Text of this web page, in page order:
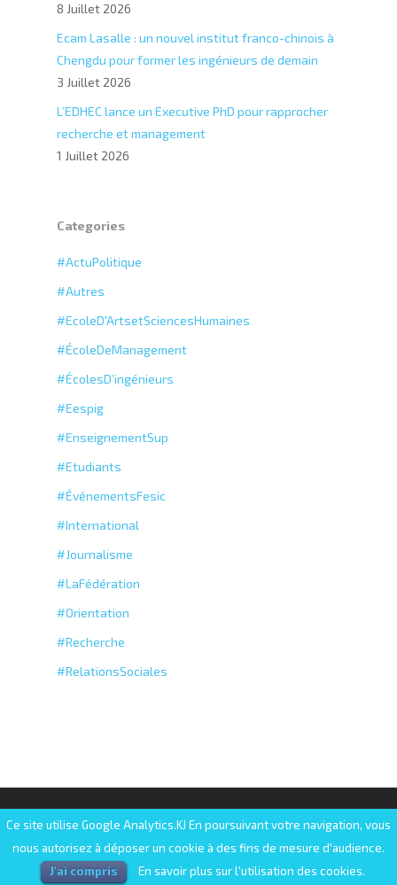
8 Juillet 2026
Ecam Lasalle : un nouvel institut franco-chinois à
Chengdu pour former les ingénieurs de demain
3 Juillet 2026
L’EDHEC lance un Executive PhD pour rapprocher
recherche et management
1 Juillet 2026
Categories
#ActuPolitique
#Autres
#EcoleD'ArtsetSciencesHumaines
#ÉcoleDeManagement
#ÉcolesD’ingénieurs
#Eespig
#EnseignementSup
#Etudiants
#ÉvénementsFesic
#International
#Journalisme
#LaFédération
#Orientation
#Recherche
#RelationsSociales
© 2025 FESIC | Fédération des établissements
Ce site utilise Google Analytics.KJ En poursuivant votre navigation, vous
nous autorisez à déposer un cookie à des fins de mesure d'audience.
J'ai compris
En savoir plus sur l'utilisation des cookies.